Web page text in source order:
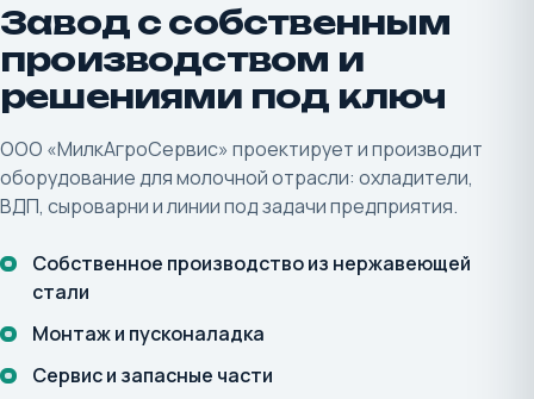
Завод с собственным
производством и
решениями под ключ
ООО «МилкАгроСервис» проектирует и производит
оборудование для молочной отрасли: охладители,
ВДП, сыроварни и линии под задачи предприятия.
Собственное производство из нержавеющей
стали
Монтаж и пусконаладка
Сервис и запасные части